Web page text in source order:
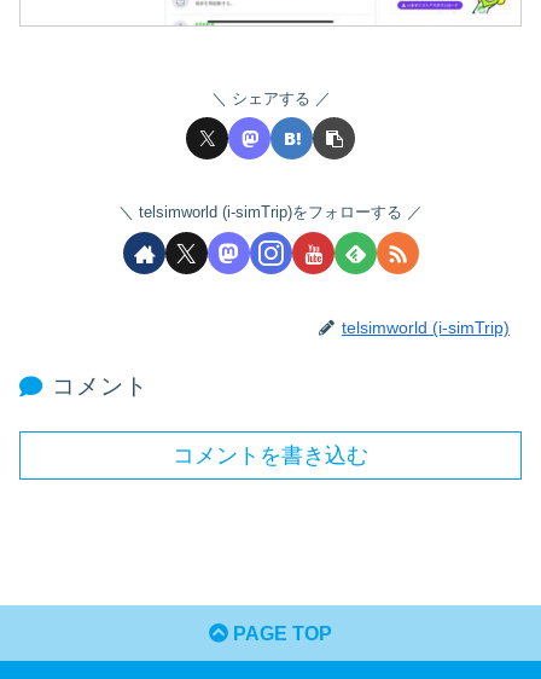
シェアする
telsimworld (i-simTrip)をフォローする
telsimworld (i-simTrip)
コメント
コメントを書き込む
PAGE TOP